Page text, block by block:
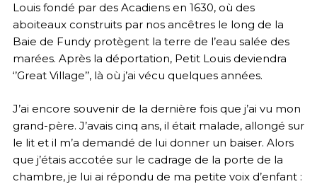
Louis fondé par des Acadiens en 1630, où des
aboiteaux construits par nos ancêtres le long de la
Baie de Fundy protègent la terre de l’eau salée des
marées. Après la déportation, Petit Louis deviendra
‘’Great Village’’, là où j’ai vécu quelques années.
J’ai encore souvenir de la dernière fois que j’ai vu mon
grand-père. J’avais cinq ans, il était malade, allongé sur
le lit et il m’a demandé de lui donner un baiser. Alors
que j’étais accotée sur le cadrage de la porte de la
chambre, je lui ai répondu de ma petite voix d’enfant :